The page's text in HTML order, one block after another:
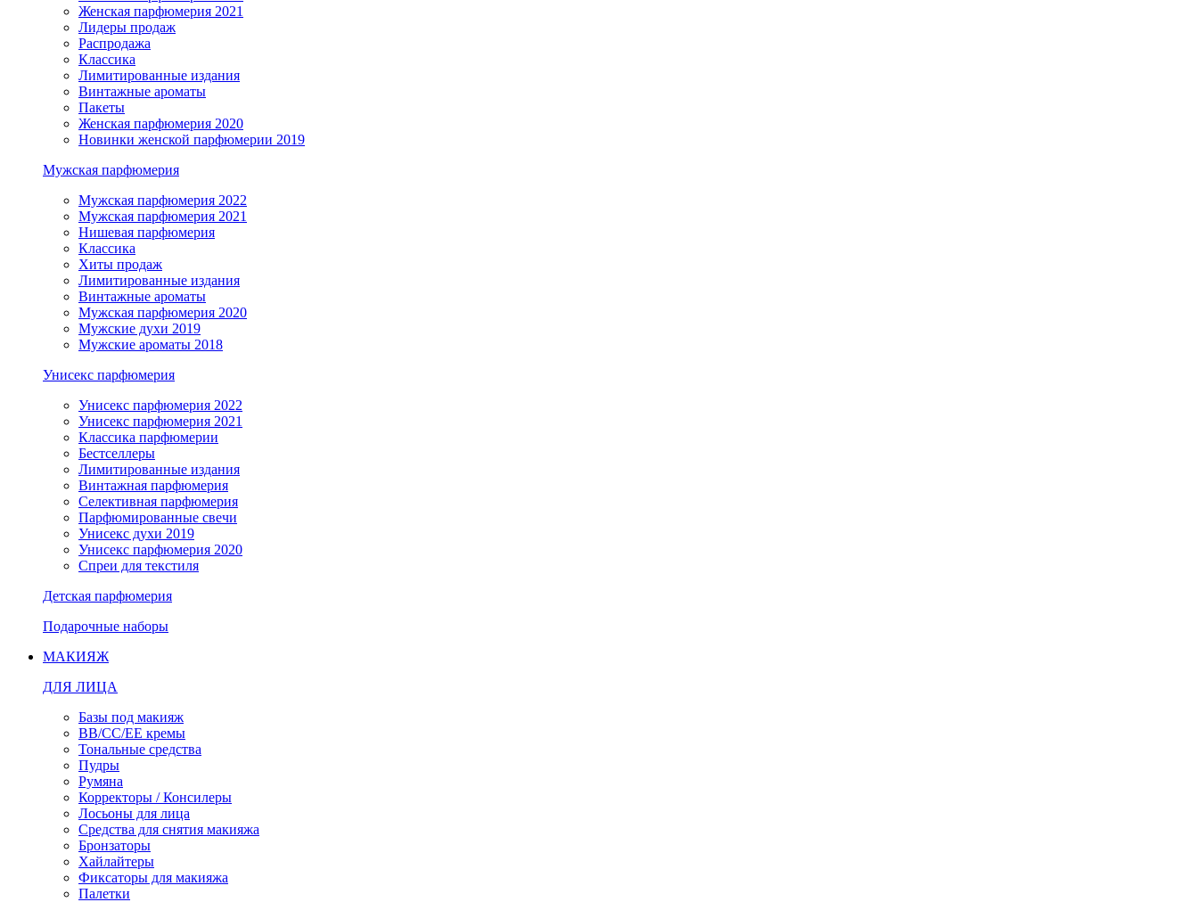
Женская парфюмерия 2021
Лидеры продаж
Распродажа
Классика
Лимитированные издания
Винтажные ароматы
Пакеты
Женская парфюмерия 2020
Новинки женской парфюмерии 2019
Мужская парфюмерия
Мужская парфюмерия 2022
Мужская парфюмерия 2021
Нишевая парфюмерия
Классика
Хиты продаж
Лимитированные издания
Винтажные ароматы
Мужская парфюмерия 2020
Мужские духи 2019
Мужские ароматы 2018
Унисекс парфюмерия
Унисекс парфюмерия 2022
Унисекс парфюмерия 2021
Классика парфюмерии
Бестселлеры
Лимитированные издания
Винтажная парфюмерия
Селективная парфюмерия
Парфюмированные свечи
Унисекс духи 2019
Унисекс парфюмерия 2020
Спреи для текстиля
Детская парфюмерия
Подарочные наборы
МАКИЯЖ
ДЛЯ ЛИЦА
Базы под макияж
BB/CC/EE кремы
Тональные средства
Пудры
Румяна
Корректоры / Консилеры
Лосьоны для лица
Средства для снятия макияжа
Бронзаторы
Хайлайтеры
Фиксаторы для макияжа
Палетки